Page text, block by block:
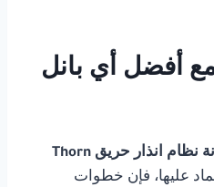
أفضل أي بانل
صيانة نظام انذار حريق Thorn
عليها، فإن خطوات